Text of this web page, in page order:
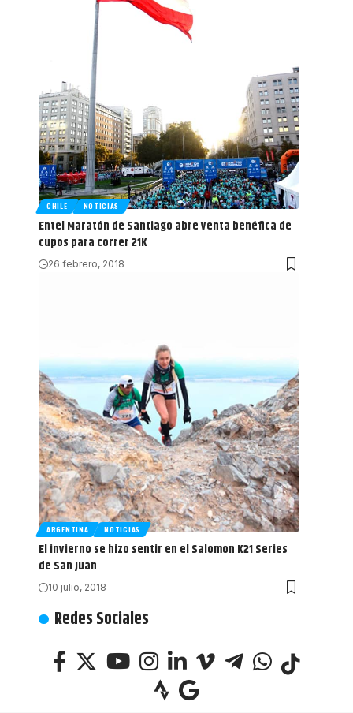
CHILE NOTICIAS
Entel Maratón de Santiago abre venta benéfica de
cupos para correr 21K
26 febrero, 2018
ARGENTINA NOTICIAS
El invierno se hizo sentir en el Salomon K21 Series
de San Juan
10 julio, 2018
Redes Sociales